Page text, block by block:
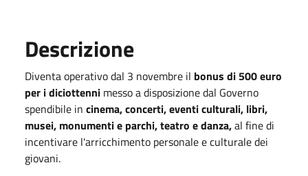
Descrizione
Diventa operativo dal 3 novembre il bonus di 500 euro
per i diciottenni messo a disposizione dal Governo
spendibile in cinema, concerti, eventi culturali, libri,
musei, monumenti e parchi, teatro e danza,al fine di
incentivare l'arricchimento personale e culturale dei
giovani.